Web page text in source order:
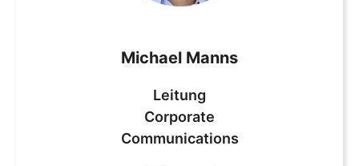
Michael Manns
Leitung
Corporate
Communications